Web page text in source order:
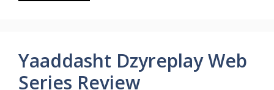
Yaaddasht Dzyreplay Web
Series Review